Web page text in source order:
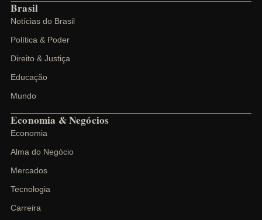
Brasil
Notícias do Brasil
Política & Poder
Direito & Justiça
Educação
Mundo
Economia & Negócios
Economia
Alma do Negócio
Mercados
Tecnologia
Carreira